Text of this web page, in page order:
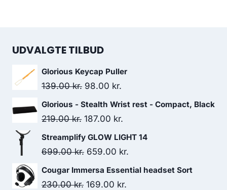
UDVALGTE TILBUD
Glorious Keycap Puller
139.00kr. Original
price
was:
98.00 kr.
price
Glorious - Stealth Wrist rest - Compact, Black
219.00kr. Original
price
was:
187.00 kr.
price
is:
Streamplify GLOW LIGHT 14
699.00kr. Original
price
was:
659.00 kr.
price
Cougar Immersa Essential headset Sort
230.00kr. Original
169.00 kr.